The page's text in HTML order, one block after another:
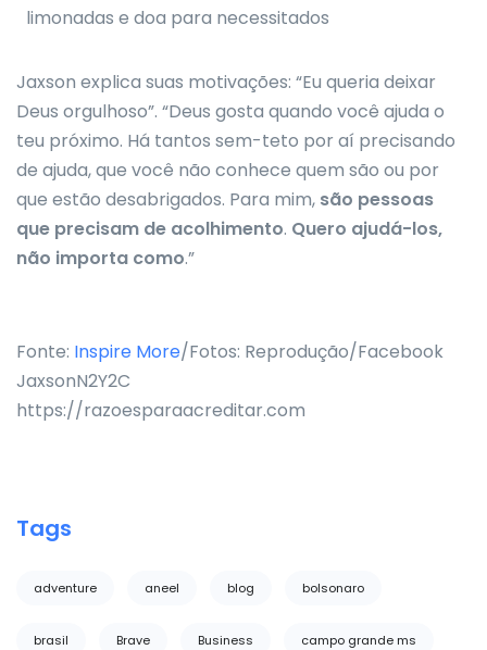
Jaxson explica suas motivações: “Eu queria deixar
Deus orgulhoso”. “Deus gosta quando você ajuda o
teu próximo. Há tantos sem-teto por aí precisando
de ajuda, que você não conhece quem são ou por
que estão desabrigados. Para mim, são pessoas
que precisam de acolhimento. Quero ajudá-los,
não importa como.”
Fonte: Inspire More/Fotos: Reprodução/Facebook
JaxsonN2Y2C
https://razoesparaacreditar.com
Tags
adventure aneel blog bolsonaro
brasil Brave Business campo grande ms